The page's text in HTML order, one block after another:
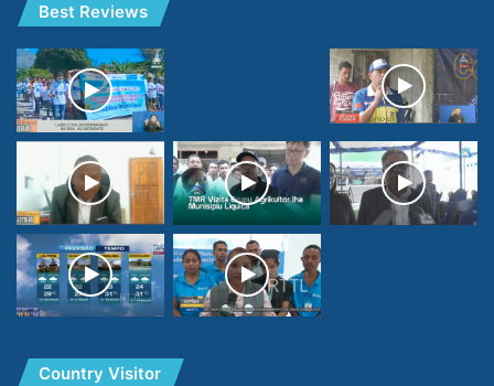
Best Reviews
Country Visitor